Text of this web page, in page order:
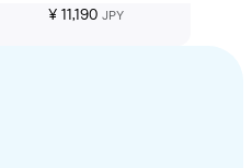
¥ 11,190 JPY